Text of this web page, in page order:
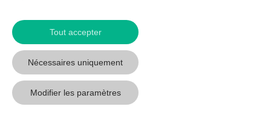
www.gyso.ch
suivez
GYSO
sur
suivez
GYSO
Youtube
suivez
GYSO
sur
Linkedin
Tout accepter
Nécessaires uniquement
Modifier les paramètres